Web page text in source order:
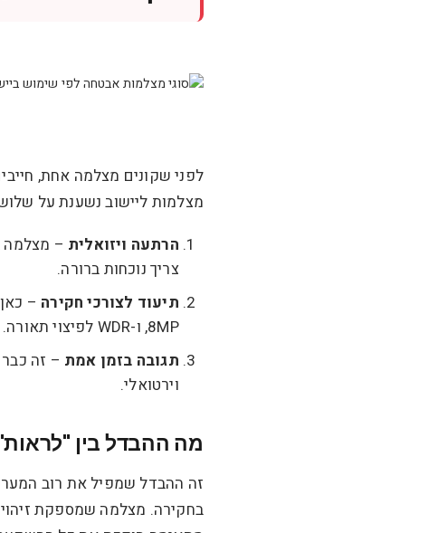
לפני שקונים מצלמה אחת,
מצלמות ליישוב נשענת על
הרתעה ויזואלית – מצלמה
צריך נוכחות ברורה.
תיעוד לצורכי חקירה
8MP, ו-WDR לפיצוי תאורה.
תגובה בזמן אמת – זה
וירטואלי.
מה ההבדל בין
זה ההבדל שמפיל את רוב
בחקירה. מצלמה שמספקת זיהוי